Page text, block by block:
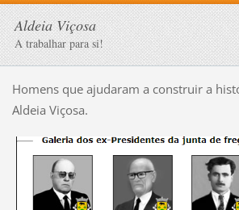
Aldeia Viçosa
A trabalhar para si!
Homens que ajudaram a construir a
Aldeia Viçosa.